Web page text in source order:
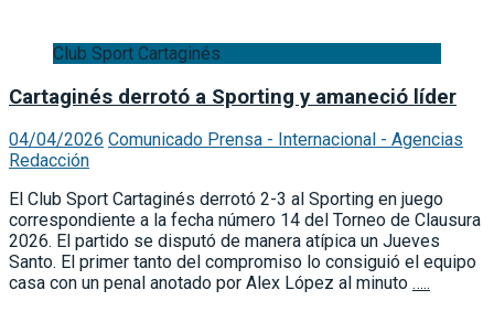
Club Sport Cartaginés
Cartaginés derrotó a Sporting y amaneció líder
04/04/2026 Comunicado Prensa - Internacional - Agencias
Redacción
El Club Sport Cartaginés derrotó 2-3 al Sporting en juego
correspondiente a la fecha número 14 del Torneo de Clausura
2026. El partido se disputó de manera atípica un Jueves
Santo. El primer tanto del compromiso lo consiguió el equipo
casa con un penal anotado por Alex López al minuto …..